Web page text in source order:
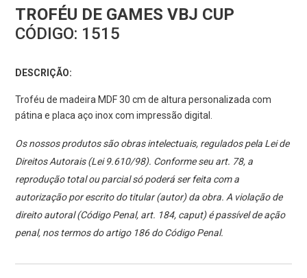
TROFÉU DE GAMES VBJ CUP
CÓDIGO: 1515
DESCRIÇÃO:
Troféu de madeira MDF 30 cm de altura personalizada com
pátina e placa aço inox com impressão digital.
Os nossos produtos são obras intelectuais, regulados pela Lei de
Direitos Autorais (Lei 9.610/98). Conforme seu art. 78, a
reprodução total ou parcial só poderá ser feita com a
autorização por escrito do titular (autor) da obra. A violação de
direito autoral (Código Penal, art. 184, caput) é passível de ação
penal, nos termos do artigo 186 do Código Penal.